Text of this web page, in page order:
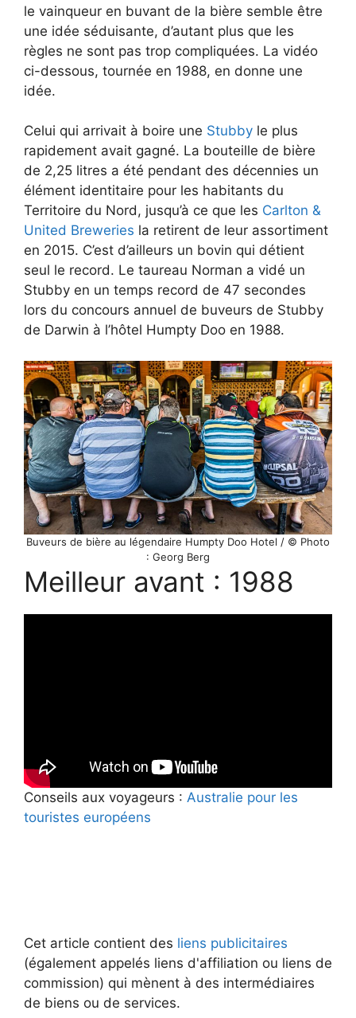
le vainqueur en buvant de la bière semble être
une idée séduisante, d’autant plus que les
règles ne sont pas trop compliquées. La vidéo
ci-dessous, tournée en 1988, en donne une
idée.
Celui qui arrivait à boire une Stubby le plus
rapidement avait gagné. La bouteille de bière
de 2,25 litres a été pendant des décennies un
élément identitaire pour les habitants du
Territoire du Nord, jusqu’à ce que les Carlton &
United Breweries la retirent de leur assortiment
en 2015. C’est d’ailleurs un bovin qui détient
seul le record. Le taureau Norman a vidé un
Stubby en un temps record de 47 secondes
lors du concours annuel de buveurs de Stubby
de Darwin à l’hôtel Humpty Doo en 1988.
Buveurs de bière au légendaire Humpty Doo Hotel / © Photo
: Georg Berg
Meilleur avant : 1988
Conseils aux voyageurs : Australie pour les
touristes européens
Cet article contient des liens publicitaires
(également appelés liens d'affiliation ou liens de
commission) qui mènent à des intermédiaires
de biens ou de services.